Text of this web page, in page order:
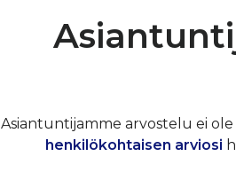
Asiantuntijamme arvostelu ei ole
henkilökohtaisen arviosi